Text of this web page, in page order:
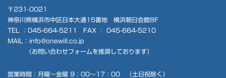
〒231-0021
神奈川県横浜市中区日本大通15番地 横浜朝日会館8F
TEL ： 045-664-5211
FAX ： 045-664-5210
MAIL：info@onewill.co.jp
（お問い合わせフォーム を推奨しております）
営業時間：月曜～金曜 9：00～17：00 （土日祝除く）